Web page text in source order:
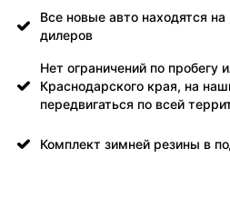
Все новые авто находятся
дилеров
Нет ограничений по пробегу
Краснодарского края, на
передвигаться по всей
Комплект зимней резины в